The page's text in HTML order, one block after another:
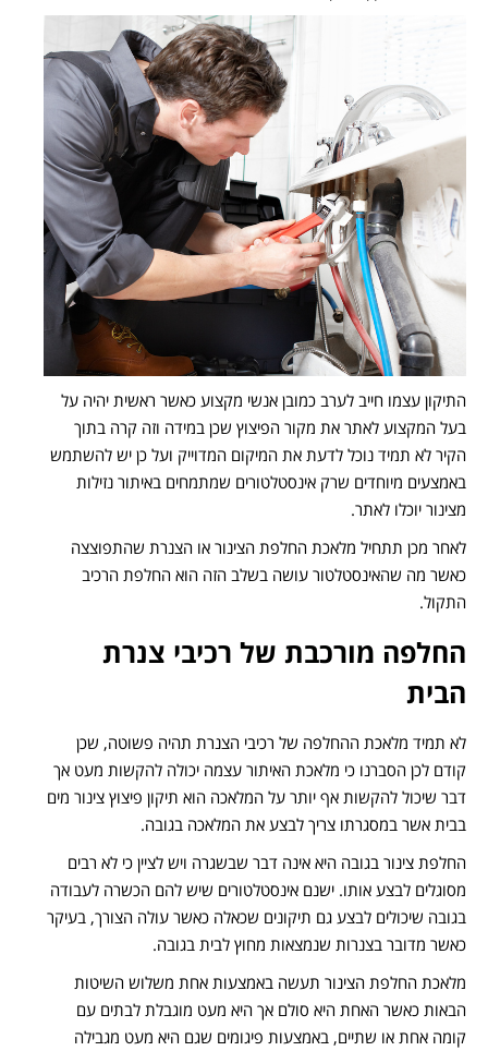
התיקון עצמו חייב לערב כמובן אנשי מקצוע כאשר ראשית יהיה על
בעל המקצוע לאתר את מקור הפיצוץ שכן במידה וזה קרה בתוך
הקיר לא תמיד נוכל לדעת את המיקום המדוייק ועל כן יש להשתמש
באמצעים מיוחדים שרק אינסטלטורים שמתמחים באיתור נזילות
מצינור יוכלו לאתר.
לאחר מכן תתחיל מלאכת החלפת הצינור או הצנרת שהתפוצצה
כאשר מה שהאינסטלטור עושה בשלב הזה הוא החלפת הרכיב
התקול.
החלפה מורכבת של רכיבי צנרת
הבית
לא תמיד מלאכת ההחלפה של רכיבי הצנרת תהיה פשוטה, שכן
קודם לכן הסברנו כי מלאכת האיתור עצמה יכולה להקשות מעט אך
דבר שיכול להקשות אף יותר על המלאכה הוא תיקון פיצוץ צינור מים
בבית אשר במסגרתו צריך לבצע את המלאכה בגובה.
החלפת צינור בגובה היא אינה דבר שבשגרה ויש לציין כי לא רבים
מסוגלים לבצע אותו. ישנם אינסטלטורים שיש להם הכשרה לעבודה
בגובה שיכולים לבצע גם תיקונים שכאלה כאשר עולה הצורך, בעיקר
כאשר מדובר בצנרות שנמצאות מחוץ לבית בגובה.
מלאכת החלפת הצינור תעשה באמצעות אחת משלוש השיטות
הבאות כאשר האחת היא סולם אך היא מעט מוגבלת לבתים עם
קומה אחת או שתיים, באמצעות פיגומים שגם היא מעט מגבילה